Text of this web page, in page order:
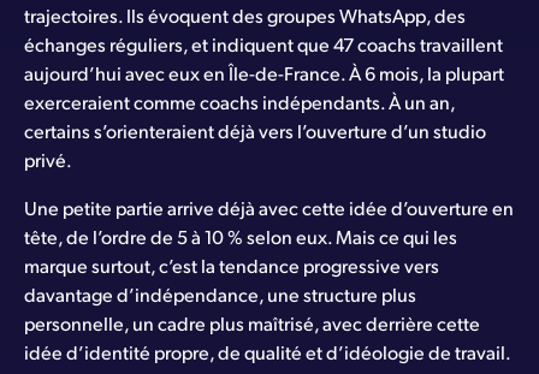
trajectoires. Ils évoquent des groupes WhatsApp, des
échanges réguliers, et indiquent que 47 coachs travaillent
aujourd’hui avec eux en Île-de-France. À 6 mois, la plupart
exerceraient comme coachs indépendants. À un an,
certains s’orienteraient déjà vers l’ouverture d’un studio
privé.
Une petite partie arrive déjà avec cette idée d’ouverture en
tête, de l’ordre de 5 à 10 % selon eux. Mais ce qui les
marque surtout, c’est la tendance progressive vers
davantage d’indépendance, une structure plus
personnelle, un cadre plus maîtrisé, avec derrière cette
idée d’identité propre, de qualité et d’idéologie de travail.